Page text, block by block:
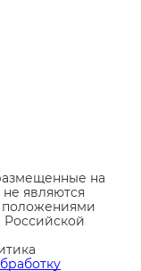
на
являются
положениями
Российской